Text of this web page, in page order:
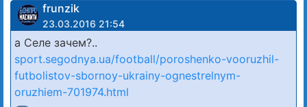
frunzik
23.03.2016 21:54
а Селе зачем?..
sport.segodnya.ua/football/poroshenko-vooruzhil-
futbolistov-sbornoy-ukrainy-ognestrelnym-
oruzhiem-701974.html